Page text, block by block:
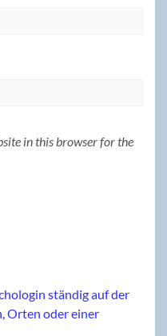
in this browser for the